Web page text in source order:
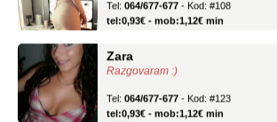
tel:0,93€ - mob:1,12€ min
Razgovaram :)
tel:0,93€ - mob:1,12€ min
Obavijesti me kada se oslobodi